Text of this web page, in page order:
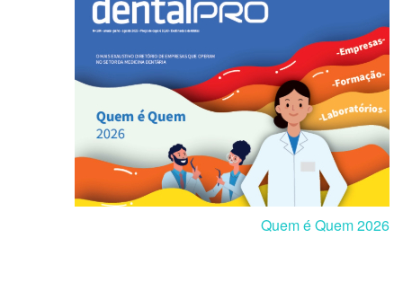
Quem é Quem 2026